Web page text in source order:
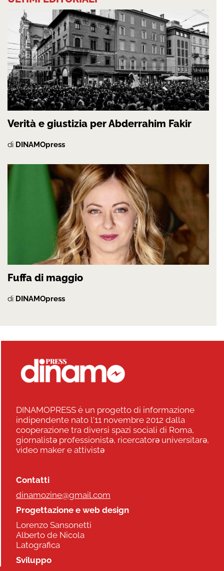
Verità e giustizia per Abderrahim Fakir
di DINAMOpress
Fuffa di maggio
di DINAMOpress
DINAMOPRESS è un progetto di informazione
indipendente nato l'11 novembre 2012 dalla
cooperazione tra diversi spazi sociali di Roma,
giornalistə professionistə, ricercatorə universitarə,
video maker e attivistə
Contatti
dinamozine@gmail.com
Progettazione e web design
Lorenzo Sansonetti
Alberto de Nicola
Latografica
Sviluppo